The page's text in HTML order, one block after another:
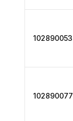
102890053
102890077